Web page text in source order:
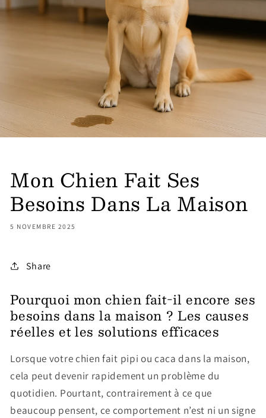
Mon Chien Fait Ses
Besoins Dans La Maison
5 NOVEMBRE 2025
Share
Pourquoi mon chien fait-il encore ses
besoins dans la maison ? Les causes
réelles et les solutions efficaces
Lorsque votre chien fait pipi ou caca dans la maison,
cela peut devenir rapidement un problème du
quotidien. Pourtant, contrairement à ce que
beaucoup pensent, ce comportement n’est ni un signe